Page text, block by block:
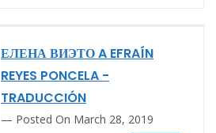
ЕЛЕНА ВИЭТО A EFRAÍN
REYES PONCELA -
TRADUCCIÓN
Posted On March 28, 2019